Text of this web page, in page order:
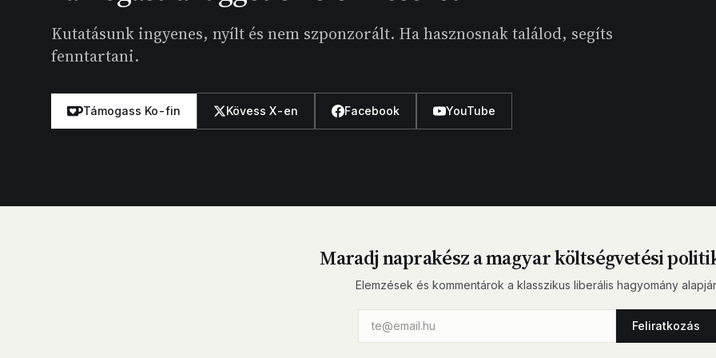
Kutatásunk ingyenes, nyílt és nem szponzorált. Ha hasznosnak találod, segíts
fenntartani.
Támogass Ko-fin Kövess X-en Facebook YouTube
Maradj naprakész a magyar költségvetési
Elemzések és kommentárok a klasszikus liberális hagyomány
Feliratkozás